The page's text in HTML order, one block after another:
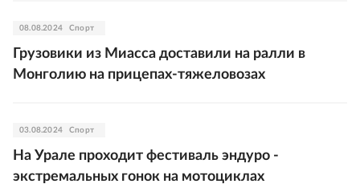
08.08.2024 Спорт
Грузовики из Миасса доставили на ралли в
Монголию на прицепах-тяжеловозах
03.08.2024 Спорт
На Урале проходит фестиваль эндуро -
экстремальных гонок на мотоциклах